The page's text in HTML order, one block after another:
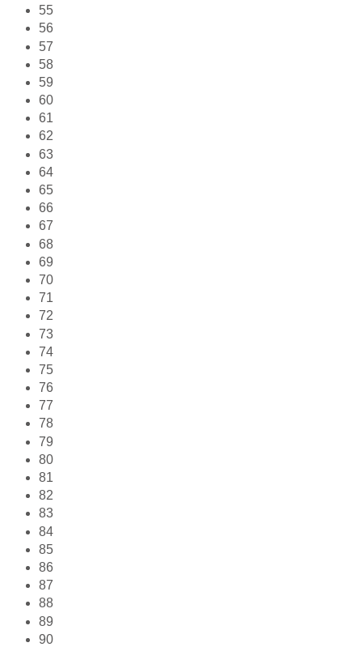
55
56
57
58
59
60
61
62
63
64
65
66
67
68
69
70
71
72
73
74
75
76
77
78
79
80
81
82
83
84
85
86
87
88
89
90